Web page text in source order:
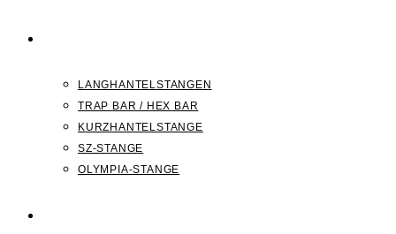
LANGHANTELSTANGEN
TRAP BAR / HEX BAR
KURZHANTELSTANGE
SZ-STANGE
OLYMPIA-STANGE